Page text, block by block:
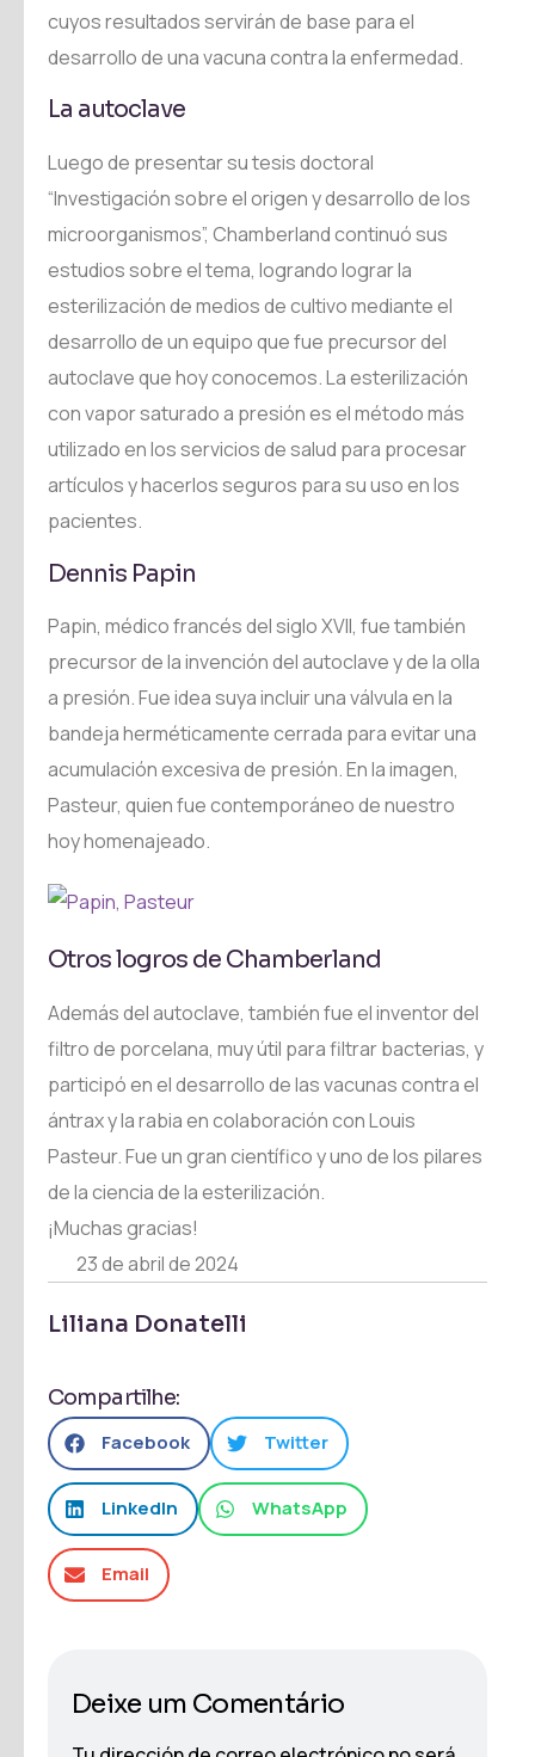
cuyos resultados servirán de base para el
desarrollo de una vacuna contra la enfermedad.
La autoclave
Luego de presentar su tesis doctoral
“Investigación sobre el origen y desarrollo de los
microorganismos”, Chamberland continuó sus
estudios sobre el tema, logrando lograr la
esterilización de medios de cultivo mediante el
desarrollo de un equipo que fue precursor del
autoclave que hoy conocemos. La esterilización
con vapor saturado a presión es el método más
utilizado en los servicios de salud para procesar
artículos y hacerlos seguros para su uso en los
pacientes.
Dennis Papin
Papin, médico francés del siglo XVII, fue también
precursor de la invención del autoclave y de la olla
a presión. Fue idea suya incluir una válvula en la
bandeja herméticamente cerrada para evitar una
acumulación excesiva de presión. En la imagen,
Pasteur, quien fue contemporáneo de nuestro
hoy homenajeado.
Otros logros de Chamberland
Además del autoclave, también fue el inventor del
filtro de porcelana, muy útil para filtrar bacterias, y
participó en el desarrollo de las vacunas contra el
ántrax y la rabia en colaboración con Louis
Pasteur. Fue un gran científico y uno de los pilares
de la ciencia de la esterilización.
¡Muchas gracias!
23 de abril de 2024
Liliana Donatelli
Compartilhe:
Facebook Twitter
LinkedIn WhatsApp
Email
Deixe um Comentário